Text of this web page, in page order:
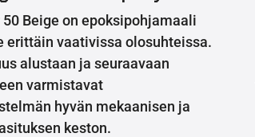
50 Beige on epoksipohjamaali
erittäin vaativissa olosuhteissa.
alustaan ja seuraavaan
varmistavat
hyvän mekaanisen ja
keston.